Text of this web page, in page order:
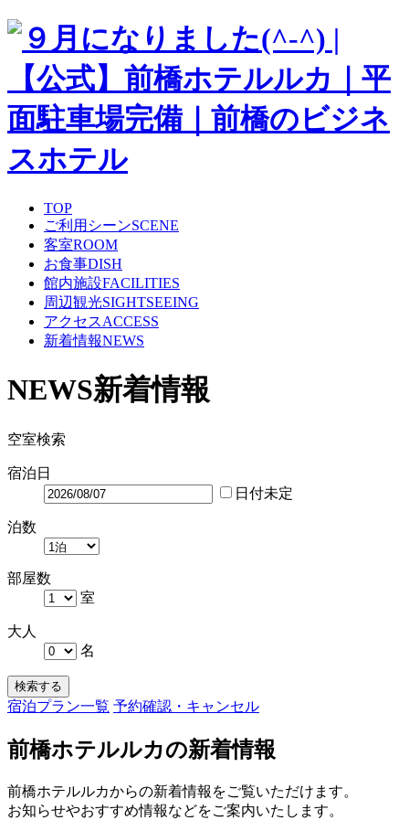
TOP
ご利用シーンSCENE
客室ROOM
お食事DISH
館内施設FACILITIES
周辺観光SIGHTSEEING
アクセスACCESS
新着情報NEWS
NEWS新着情報
空室検索
宿泊日
日付未定
泊数
部屋数
室
大人
名
検索する
宿泊プラン一覧 予約確認・キャンセル
前橋ホテルルカの新着情報
前橋ホテルルカからの新着情報をご覧いただけます。
お知らせやおすすめ情報などをご案内いたします。